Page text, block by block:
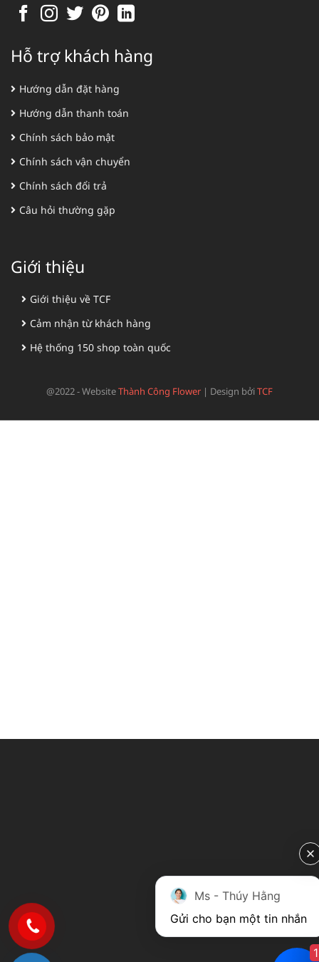
Hỗ trợ khách hàng
Hướng dẫn đặt hàng
Hướng dẫn thanh toán
Chính sách bảo mật
Chính sách vận chuyển
Chính sách đổi trả
Câu hỏi thường gặp
Giới thiệu
Giới thiệu về TCF
Cảm nhận từ khách hàng
Hệ thống 150 shop toàn quốc
@2022 - WebsiteThành Công Flower | Design bởiTCF
Ms - Thúy Hằng
Gửi cho bạn một tin nhắn
1